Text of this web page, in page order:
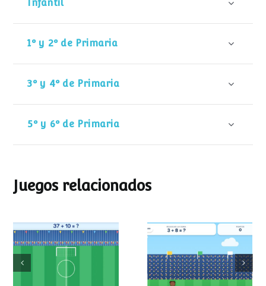
Infantil
1º y 2º de Primaria
3º y 4º de Primaria
5º y 6º de Primaria
Juegos relacionados
Mundial de
operaciones
Partido de sumas